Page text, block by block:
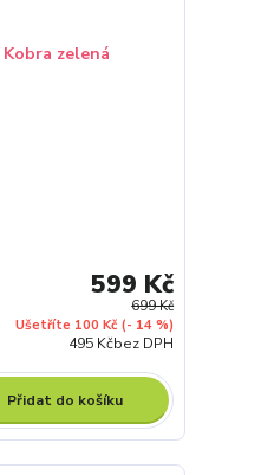
699 Kč
Ušetříte 100 Kč (- 14 %)
599 Kč
495 Kčbez DPH
Přidat do košíku